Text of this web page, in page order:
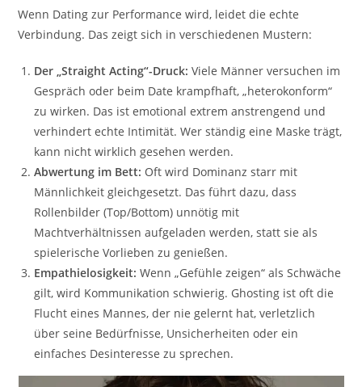
Wenn Dating zur Performance wird, leidet die echte
Verbindung. Das zeigt sich in verschiedenen Mustern:
Der „Straight Acting“-Druck: Viele Männer versuchen im
Gespräch oder beim Date krampfhaft, „heterokonform“
zu wirken. Das ist emotional extrem anstrengend und
verhindert echte Intimität. Wer ständig eine Maske trägt,
kann nicht wirklich gesehen werden.
Abwertung im Bett: Oft wird Dominanz starr mit
Männlichkeit gleichgesetzt. Das führt dazu, dass
Rollenbilder (Top/Bottom) unnötig mit
Machtverhältnissen aufgeladen werden, statt sie als
spielerische Vorlieben zu genießen.
Empathielosigkeit: Wenn „Gefühle zeigen“ als Schwäche
gilt, wird Kommunikation schwierig. Ghosting ist oft die
Flucht eines Mannes, der nie gelernt hat, verletzlich
über seine Bedürfnisse, Unsicherheiten oder ein
einfaches Desinteresse zu sprechen.